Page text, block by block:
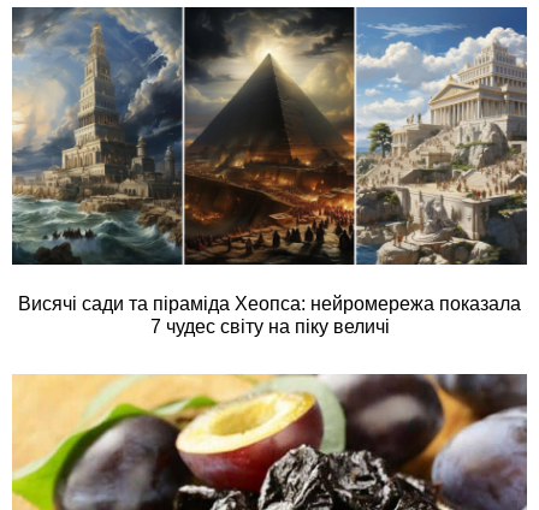
Висячі сади та піраміда Хеопса: нейромережа показала
7 чудес світу на піку величі